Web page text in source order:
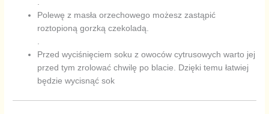
.
Polewę z masła orzechowego możesz zastąpić
roztopioną gorzką czekoladą.
.
Przed wyciśnięciem soku z owoców cytrusowych warto jej
przed tym zrolować chwilę po blacie. Dzięki temu łatwiej
będzie wycisnąć sok